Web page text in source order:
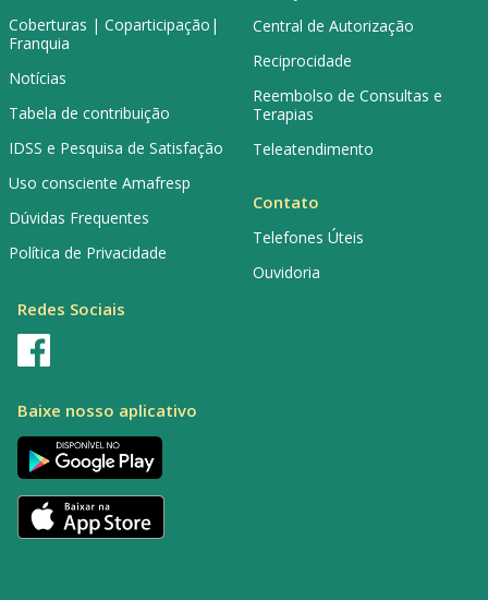
Coberturas | Coparticipação|
Franquia
Notícias
Tabela de contribuição
IDSS e Pesquisa de Satisfação
Uso consciente Amafresp
Dúvidas Frequentes
Política de Privacidade
Central de Autorização
Reciprocidade
Reembolso de Consultas e
Terapias
Teleatendimento
Contato
Telefones Úteis
Ouvidoria
Redes Sociais
Baixe nosso aplicativo